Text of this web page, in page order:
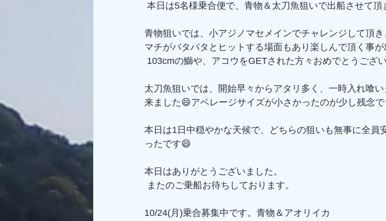
本日は5名様乗合便で、青物＆太刀魚狙いで出船させて頂
青物狙いでは、小アジノマセメインでチャレンジして頂
マチがバタバタとヒットする場面もあり楽しんで頂く事
103cmの鰤や、アコウをGETされた方々おめでとうござ
太刀魚狙いでは、開始早々からアタリ多く、一時入れ喰
来ました😄アベレージサイズが小さかったのが少し残念
本日は1日中穏やかな天候で、どちらの狙いも無事に全員
ったです😄
本日はありがとうございました。
またのご乗船お待ちしております。
10/24(月)乗合募集中です。青物＆アオリイカ